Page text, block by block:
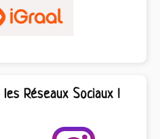
Réseaux Sociaux !